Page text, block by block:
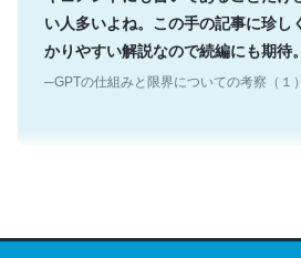
い人多いよね。この手の記事に珍し
かりやすい解説なので続編にも期待。
─GPTの仕組みと限界についての考察（１
説してる記事が少ないので貴重な良